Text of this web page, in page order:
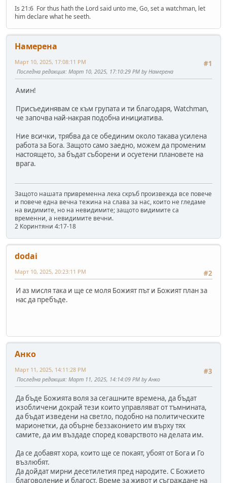
Is 21:6 For thus hath the Lord said unto me, Go, set a watchman, let
him declare what he seeth.
Намерена
#1
Март 10, 2025, 17:08:11 PM
Последна редакция: Март 10, 2025, 17:10:29 PM by Намерена
Амин!
Присъединявам се към групата и ти благодаря, Watchman,
че започва най-накрая подобна инициатива.
Ние всички, трябва да се обединим около такава усилена
работа за Бога. Защото само заедно, можем да променим
настоящето, за бъдат съборени и осуетени плановете на
врага.
Защото нашата привременна лека скръб произвежда все повече
и повече една вечна тежина на слава за нас, които не гледаме
на видимите, но на невидимите; защото видимите са
временни, а невидимите вечни.
2 Коринтяни 4:17-18
dodai
#2
Март 10, 2025, 20:23:11 PM
И аз мисля така и ще се моля Божият път и Божият план за
нас да пребъде.
Анко
#3
Март 11, 2025, 14:11:28 PM
Последна редакция: Март 11, 2025, 14:14:09 PM by Анко
Да бъде Божията воля за сегашните времена, да бъдат
изобличени докрай тези които управляват от тъмнината,
да бъдат изведени на светло, подобно на политическите
марионетки, да обърне беззаконието им върху тях
самите, да им въздаде според коварството на делата им.
Да се добавят хора, които ще се покаят, убоят от Бога и Го
възлюбят.
Да дойдат мирни десетилетия пред народите. С Божието
благоволение и благост. Време за живот и съграждане на